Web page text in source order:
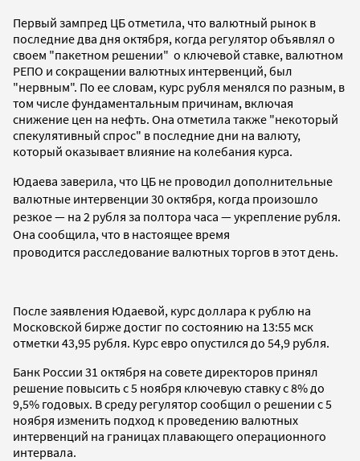
Первый зампред ЦБ отметила, что валютный рынок в
последние два дня октября, когда регулятор объявлял о
своем "пакетном решении" о ключевой ставке, валютном
РЕПО и сокращении валютных интервенций, был
"нервным". По ее словам, курс рубля менялся по разным, в
том числе фундаментальным причинам, включая
снижение цен на нефть. Она отметила также "некоторый
спекулятивный спрос" в последние дни на валюту,
который оказывает влияние на колебания курса.
Юдаева заверила, что ЦБ не проводил дополнительные
валютные интервенции 30 октября, когда произошло
резкое — на 2 рубля за полтора часа — укрепление рубля.
Она сообщила, что в настоящее время
проводится расследование валютных торгов в этот день.
После заявления Юдаевой, курс доллара к рублю на
Московской бирже достиг по состоянию на 13:55 мск
отметки 43,95 рубля. Курс евро опустился до 54,9 рубля.
Банк России 31 октября на совете директоров принял
решение повысить с 5 ноября ключевую ставку с 8% до
9,5% годовых. В среду регулятор сообщил о решении с 5
ноября изменить подход к проведению валютных
интервенций на границах плавающего операционного
интервала.